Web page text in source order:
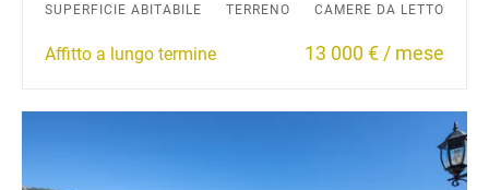
SUPERFICIE ABITABILE TERRENO CAMERE DA LETTO
Affitto a lungo termine 13 000 € / mese